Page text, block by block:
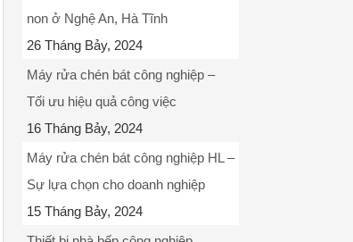
non ở Nghệ An, Hà Tĩnh
26 Tháng Bảy, 2024
Máy rửa chén bát công nghiệp –
Tối ưu hiệu quả công việc
16 Tháng Bảy, 2024
Máy rửa chén bát công nghiệp HL –
Sự lựa chọn cho doanh nghiệp
15 Tháng Bảy, 2024